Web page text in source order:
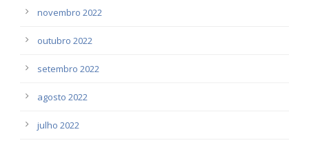
novembro 2022
outubro 2022
setembro 2022
agosto 2022
julho 2022